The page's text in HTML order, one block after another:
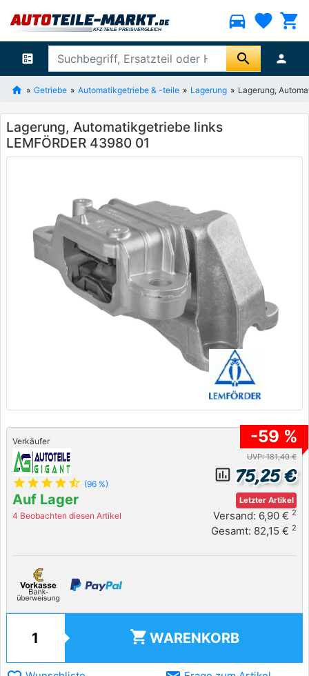
directions_car favorite shopping_cart
ballot search person
Getriebe Automatikgetriebe & -teile Lagerung Lagerung,
Lagerung, Automatikgetriebe links
LEMFÖRDER 43980 01
Verkäufer
star star star star star_half (96 %)
Auf Lager
4 Beobachten diesen Artikel
-59 %
UVP: 181,40 €
insert_chart_outlined 75,25 €
Letzter Artikel
Versand: 6,90 € 2
Gesamt: 82,15 € 2
shopping_cart WARENKORB